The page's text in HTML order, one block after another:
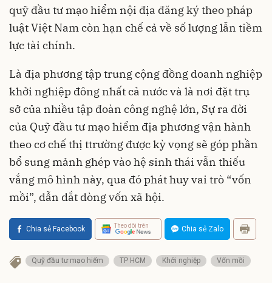
quỹ đầu tư mạo hiểm nội địa đăng ký theo pháp
luật Việt Nam còn hạn chế cả về số lượng lẫn tiềm
lực tài chính.
Là địa phương tập trung cộng đồng doanh nghiệp
khởi nghiệp đông nhất cả nước và là nơi đặt trụ
sở của nhiều tập đoàn công nghệ lớn, Sự ra đời
của Quỹ đầu tư mạo hiểm địa phương vận hành
theo cơ chế thị ttrường được kỳ vọng sẽ góp phần
bổ sung mảnh ghép vào hệ sinh thái vẫn thiếu
vắng mô hình này, qua đó phát huy vai trò “vốn
mồi”, dẫn dắt dòng vốn xã hội.
Chia sẻ Facebook Theo dõi trên Chia sẻ Zalo
Quỹ đầu tư mạo hiểm TP HCM Khởi nghiệp Vốn mồi